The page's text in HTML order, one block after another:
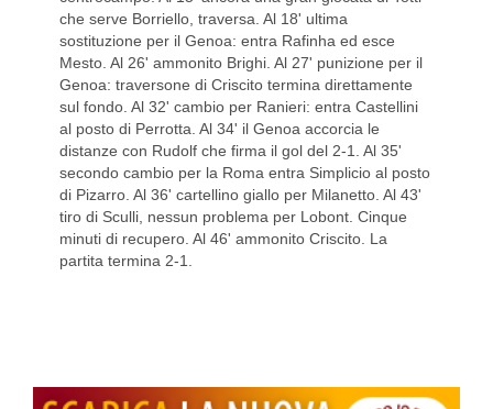
che serve Borriello, traversa. Al 18' ultima
sostituzione per il Genoa: entra Rafinha ed esce
Mesto. Al 26' ammonito Brighi. Al 27' punizione per il
Genoa: traversone di Criscito termina direttamente
sul fondo. Al 32' cambio per Ranieri: entra Castellini
al posto di Perrotta. Al 34' il Genoa accorcia le
distanze con Rudolf che firma il gol del 2-1. Al 35'
secondo cambio per la Roma entra Simplicio al posto
di Pizarro. Al 36' cartellino giallo per Milanetto. Al 43'
tiro di Sculli, nessun problema per Lobont. Cinque
minuti di recupero. Al 46' ammonito Criscito. La
partita termina 2-1.